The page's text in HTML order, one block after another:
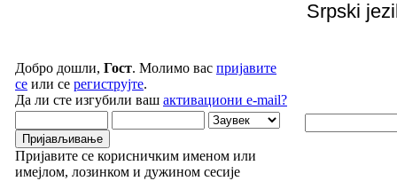
Srpski
Добро дошли, Гост. Молимо вас пријавите
се или се региструјте.
Да ли сте изгубили ваш активациони e-mail?
Пријавите се корисничким именом или
имејлом, лозинком и дужином сесије